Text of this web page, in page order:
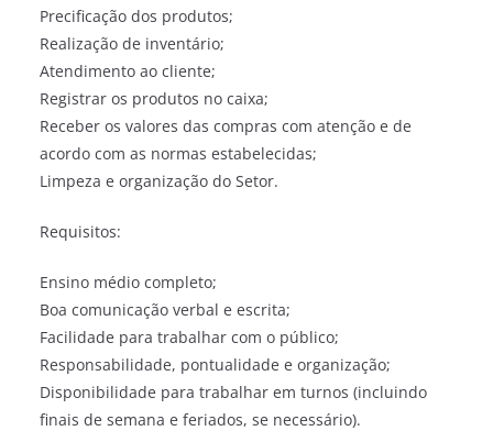
Precificação dos produtos;
Realização de inventário;
Atendimento ao cliente;
Registrar os produtos no caixa;
Receber os valores das compras com atenção e de
acordo com as normas estabelecidas;
Limpeza e organização do Setor.
Requisitos:
Ensino médio completo;
Boa comunicação verbal e escrita;
Facilidade para trabalhar com o público;
Responsabilidade, pontualidade e organização;
Disponibilidade para trabalhar em turnos (incluindo
finais de semana e feriados, se necessário).